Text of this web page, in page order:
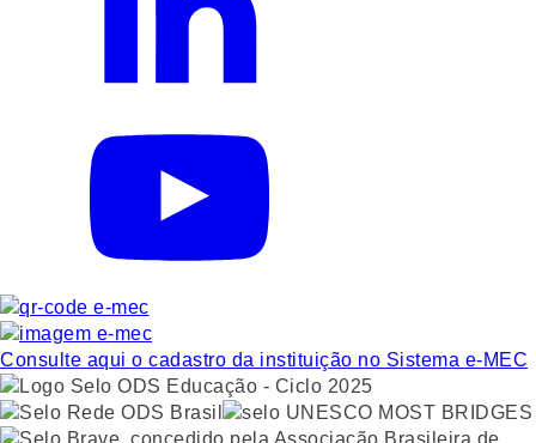
Consulte aqui o cadastro da instituição no Sistema e-MEC